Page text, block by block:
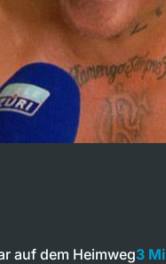
auf dem Heimweg3